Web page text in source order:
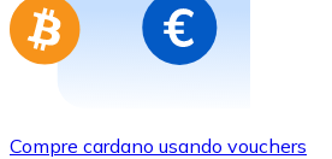
Compre cardano usando vouchers